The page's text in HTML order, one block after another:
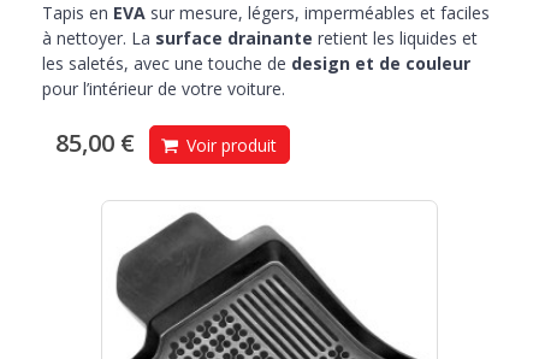
Tapis en EVA sur mesure, légers, imperméables et faciles
à nettoyer. La surface drainante retient les liquides et
les saletés, avec une touche de design et de couleur
pour l’intérieur de votre voiture.
85,00 € Voir produit